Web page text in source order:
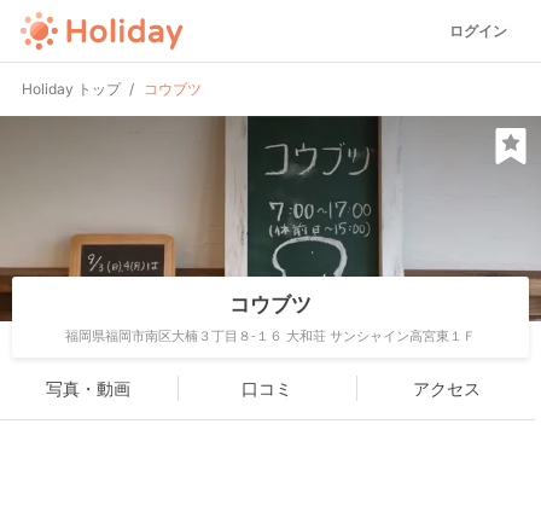
ログイン
Holiday トップ コウブツ
コウブツ
福岡県福岡市南区大楠３丁目８-１６ 大和荘 サンシャイン高宮東１Ｆ
写真・動画 口コミ アクセス